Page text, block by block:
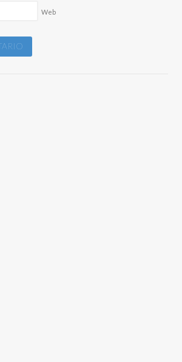
Web